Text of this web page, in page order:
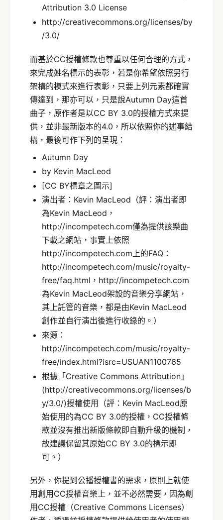
Attribution 3.0 License
http://creativecommons.org/licenses/by
/3.0/
而基於CC授權條款也尊重以任何合理的方式，
來完成姓名標示的表彰，若是你希望依照另行
架構的模式來進行表彰，只要上列元素都確實
傳達到，那亦可以，只是說Autumn Day這首
曲子，原作者是以CC BY 3.0的授權方式來提
供，並非最新版本的4.0，所以依照你的述事結
構，最後可作下列的呈現：
Autumn Day
by Kevin MacLeod
[CC BY標章之圖示]
演出者：Kevin MacLeod（評：演出者即
為Kevin MacLeod，
http://incompetech.com僅為提供該樂曲
下載之網站，事實上依照
http://incompetech.com上的FAQ：
http://incompetech.com/music/royalty-
free/faq.html，http://incompetech.com
為Kevin MacLeod架設的音樂分享網站，
其上託管的音樂，都是由Kevin MacLeod
創作並自行演出後進行收錄的。）
來源：
http://incompetech.com/music/royalty-
free/index.html?isrc=USUAN1100765
根據「Creative Commons Attribution」
(http://creativecommons.org/licenses/b
y/3.0/)授權使用（評：Kevin MacLeod原
始使用的為CC BY 3.0的授權，CC授權條
款並沒有推出新版條款即自動升級的機制，
故建議保留其原始CC BY 3.0的標示即
可。）
另外，你提到公播授權書的需求，原則上就使
用創用CC授權音樂上，並不必然需要，因為創
用CC授權（Creative Commons Licenses）